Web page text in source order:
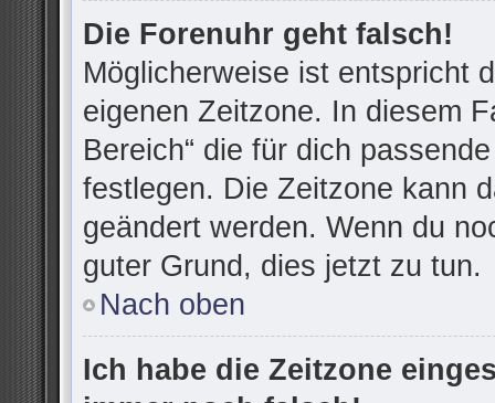
Die Forenuhr geht falsch!
Möglicherweise ist entspricht
eigenen Zeitzone. In diesem
Bereich“ die für dich
festlegen. Die Zeitzone kann
geändert werden. Wenn du
guter Grund, dies jetzt zu tun.
Nach oben
Ich habe die Zeitzone